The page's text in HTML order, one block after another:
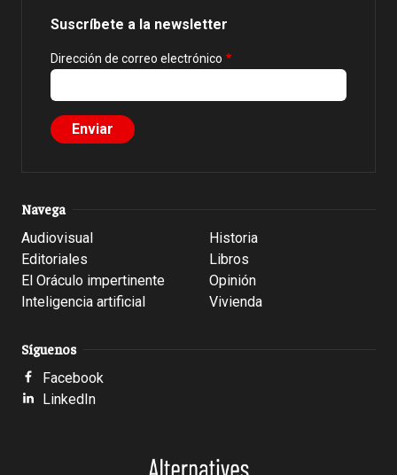
Suscríbete a la newsletter
Dirección de correo electrónico
Navega
Audiovisual
Editoriales
El Oráculo impertinente
Inteligencia artificial
Historia
Libros
Opinión
Vivienda
Síguenos
Facebook
LinkedIn